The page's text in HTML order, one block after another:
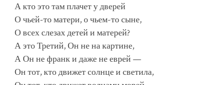
А кто это там плачет у дверей
О чьей-то матери, о чьем-то сыне,
О всех слезах детей и матерей?
А это Третий, Он не на картине,
А Он не франк и даже не еврей —
Он тот, кто движет солнце и светила,